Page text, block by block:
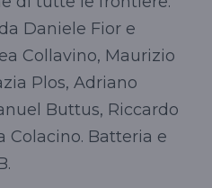
Daniele Fior e
Collavino, Maurizio
Plos, Adriano
Buttus, Riccardo
Colacino. Batteria e